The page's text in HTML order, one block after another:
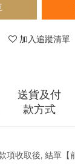
加入追蹤清單
送貨及付
款方式
項收取後, 結單【